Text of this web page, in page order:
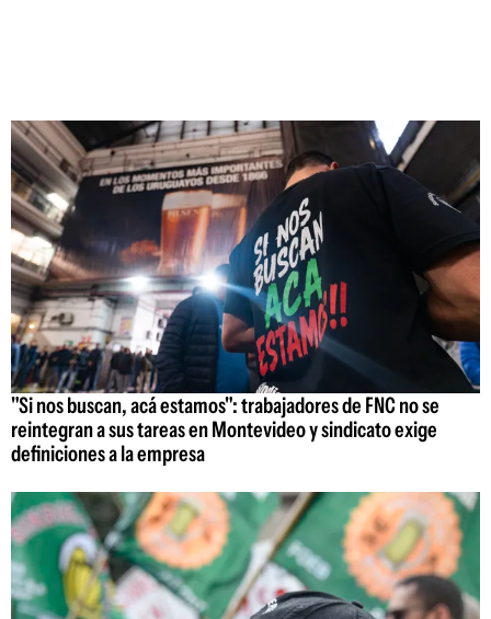
"Si nos buscan, acá estamos": trabajadores de FNC no se
reintegran a sus tareas en Montevideo y sindicato exige
definiciones a la empresa